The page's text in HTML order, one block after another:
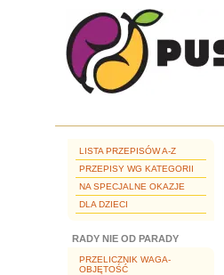
LISTA PRZEPISÓW A-Z
PRZEPISY WG KATEGORII
NA SPECJALNE OKAZJE
DLA DZIECI
RADY NIE OD PARADY
PRZELICZNIK WAGA-
OBJĘTOŚĆ